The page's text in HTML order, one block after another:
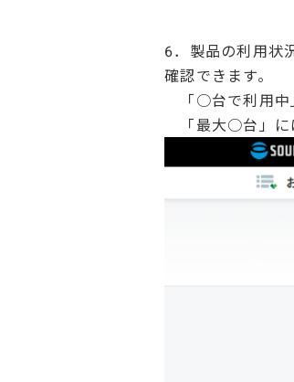
6．製品の利用状
確認できます。
「○台で利用中
「最大○台」に